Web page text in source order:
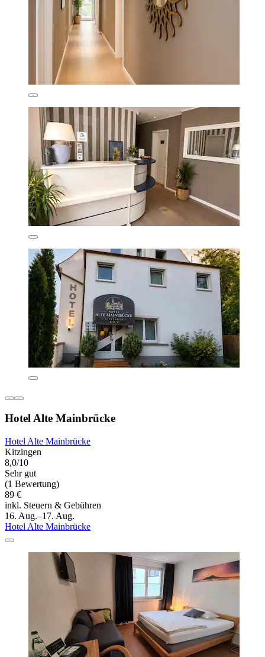
Hotel Alte Mainbrücke
Hotel Alte Mainbrücke
Kitzingen
8,0/10
Sehr gut
(1 Bewertung)
89 €
inkl. Steuern & Gebühren
16. Aug.–17. Aug.
Hotel Alte Mainbrücke